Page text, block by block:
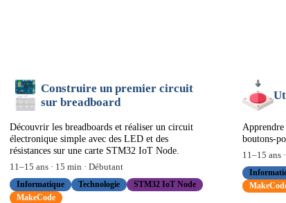
Construire un premier circuit
sur breadboard
Découvrir les breadboards et réaliser un circuit
électronique simple avec des LED et des
résistances sur une carte STM32 IoT Node.
11 –15 ans · 15 min · Débutant
Informatique
Technologie
STM32 IoT Node
MakeCode
boutons-
11 –15 ans ·